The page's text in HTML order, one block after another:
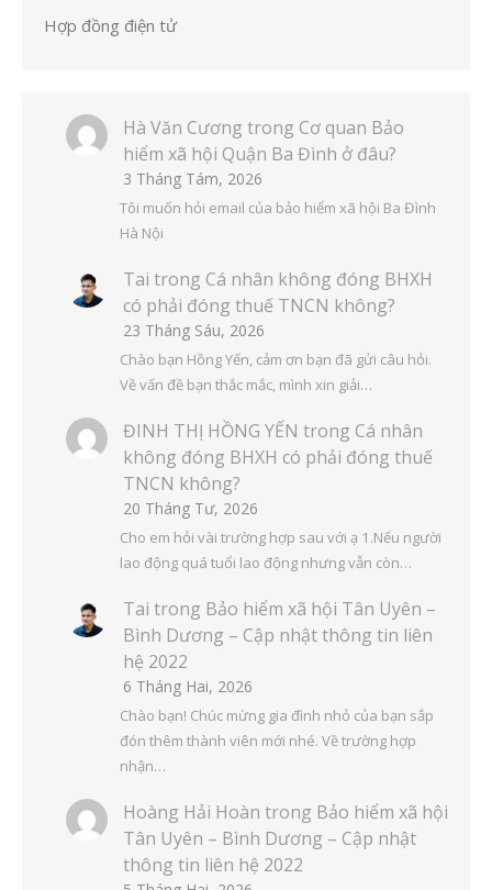
Hợp đồng điện tử
Hà Văn Cương trong Cơ quan Bảo
hiểm xã hội Quận Ba Đình ở đâu?
3 Tháng Tám, 2026
Tôi muốn hỏi email của bảo hiểm xã hội Ba Đình
Hà Nội
Tai trong Cá nhân không đóng BHXH
có phải đóng thuế TNCN không?
23 Tháng Sáu, 2026
Chào bạn Hồng Yến, cảm ơn bạn đã gửi câu hỏi.
Về vấn đề bạn thắc mắc, mình xin giải…
ĐINH THỊ HỒNG YẾN trong Cá nhân
không đóng BHXH có phải đóng thuế
TNCN không?
20 Tháng Tư, 2026
Cho em hỏi vài trường hợp sau với ạ 1.Nếu người
lao động quá tuổi lao động nhưng vẫn còn…
Tai trong Bảo hiểm xã hội Tân Uyên –
Bình Dương – Cập nhật thông tin liên
hệ 2022
6 Tháng Hai, 2026
Chào bạn! Chúc mừng gia đình nhỏ của bạn sắp
đón thêm thành viên mới nhé. Về trường hợp
nhận…
Hoàng Hải Hoàn trong Bảo hiểm xã hội
Tân Uyên – Bình Dương – Cập nhật
thông tin liên hệ 2022